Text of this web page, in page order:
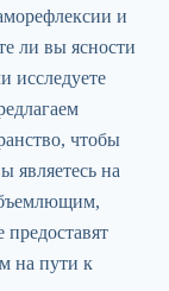
и
ли вы ясности
исследуете
чтобы
являетесь на
на пути к